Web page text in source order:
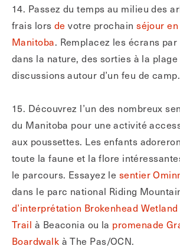
14. Passez du temps au milieu des
frais lors de votre prochainséjour
Manitoba. Remplacez les écrans
dans la nature, des sorties à la
discussions autour d’un feu de camp.
15. Découvrez l’un des nombreux
du Manitoba pour une activité
aux poussettes. Les enfants
toute la faune et la flore
le parcours. Essayez le sentier
dans le parc national Riding
d’interprétation Brokenhead
Trail à Beaconia ou la promenade
Boardwalk à The Pas/OCN.